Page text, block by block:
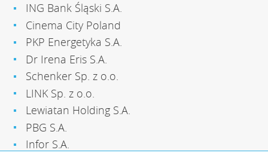
ING Bank Śląski S.A.
Cinema City Poland
PKP Energetyka S.A.
Dr Irena Eris S.A.
Schenker Sp. z o.o.
LINK Sp. z o.o.
Lewiatan Holding S.A.
PBG S.A.
Infor S.A.